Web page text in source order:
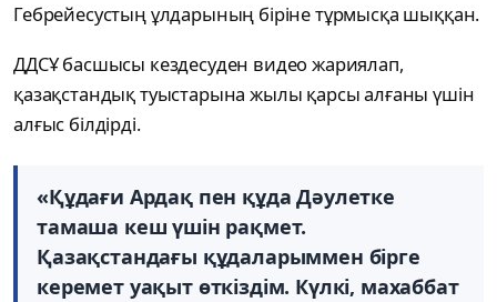
Гебрейесустың ұлдарының біріне тұрмысқа шыққан.
ДДСҰ басшысы кездесуден видео жариялап,
қазақстандық туыстарына жылы қарсы алғаны үшін
алғыс білдірді.
«Құдағи Ардақ пен құда Дәулетке
тамаша кеш үшін рақмет.
Қазақстандағы құдаларыммен бірге
керемет уақыт өткіздім. Күлкі, махаббат